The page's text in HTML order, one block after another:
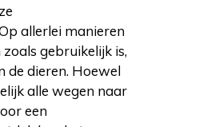
allerlei manieren
gebruikelijk is,
de dieren. Hoewel
alle wegen naar
een